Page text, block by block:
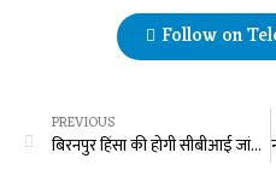
Follow on
PREVIOUS
बिरनपुर हिंसा की होगी सीबीआई जांच, उप मुख्यमंत्री विजय शर्मा की विधानसभा में घोषणा…